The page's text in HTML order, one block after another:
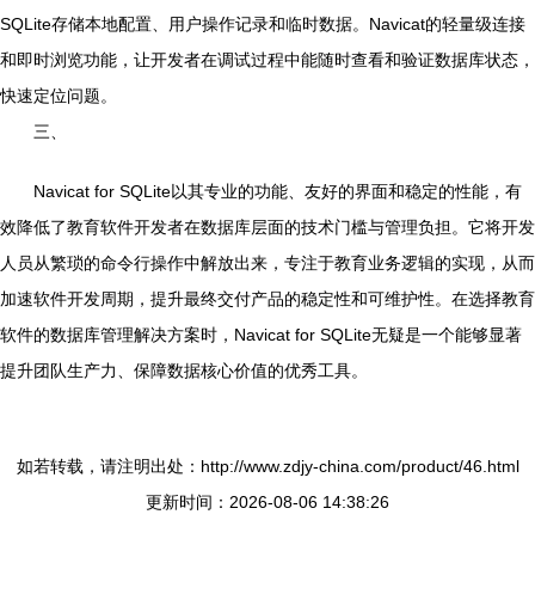
SQLite存储本地配置、用户操作记录和临时数据。Navicat的轻量级连接
和即时浏览功能，让开发者在调试过程中能随时查看和验证数据库状态，
快速定位问题。
三、
Navicat for SQLite以其专业的功能、友好的界面和稳定的性能，有
效降低了教育软件开发者在数据库层面的技术门槛与管理负担。它将开发
人员从繁琐的命令行操作中解放出来，专注于教育业务逻辑的实现，从而
加速软件开发周期，提升最终交付产品的稳定性和可维护性。在选择教育
软件的数据库管理解决方案时，Navicat for SQLite无疑是一个能够显著
提升团队生产力、保障数据核心价值的优秀工具。
如若转载，请注明出处：http://www.zdjy-china.com/product/46.html
更新时间：2026-08-06 14:38:26